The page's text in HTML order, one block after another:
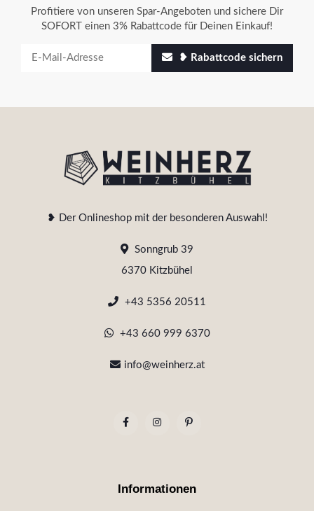
Profitiere von unseren Spar-Angeboten und sichere Dir
SOFORT einen 3% Rabattcode für Deinen Einkauf!
❥ Rabattcode sichern
❥ Der Onlineshop mit der besonderen Auswahl!
Sonngrub 39
6370 Kitzbühel
+43 5356 20511
+43 660 999 6370
info@weinherz.at
Informationen